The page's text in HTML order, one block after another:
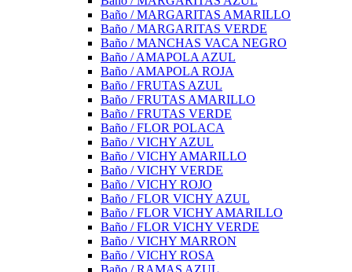
Baño / MARGARITAS AMARILLO
Baño / MARGARITAS VERDE
Baño / MANCHAS VACA NEGRO
Baño / AMAPOLA AZUL
Baño / AMAPOLA ROJA
Baño / FRUTAS AZUL
Baño / FRUTAS AMARILLO
Baño / FRUTAS VERDE
Baño / FLOR POLACA
Baño / VICHY AZUL
Baño / VICHY AMARILLO
Baño / VICHY VERDE
Baño / VICHY ROJO
Baño / FLOR VICHY AZUL
Baño / FLOR VICHY AMARILLO
Baño / FLOR VICHY VERDE
Baño / VICHY MARRON
Baño / VICHY ROSA
Baño / RAMAS AZUL